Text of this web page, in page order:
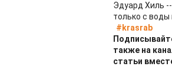
Эдуард Хиль --
только с воды
#krasrab
также на
статьи